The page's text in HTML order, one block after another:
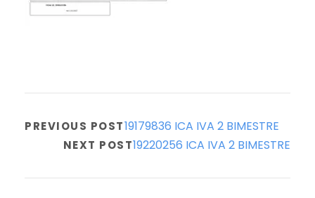
PREVIOUS POST19179836 ICA IVA 2 BIMESTRE
NEXT POST19220256 ICA IVA 2 BIMESTRE